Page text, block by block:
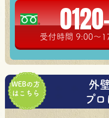
受付時間 9:00～
WEBの方
はこちら
外
プ